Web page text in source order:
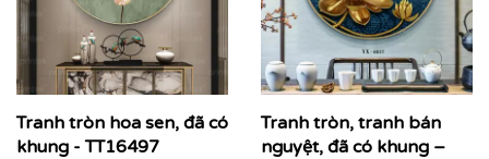
Tranh tròn hoa sen, đã có
khung - TT16497
Tranh tròn, tranh bán
nguyệt, đã có khung –